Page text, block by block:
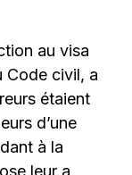
au visa
Code civil, a
étaient
d’une
à la
leur a